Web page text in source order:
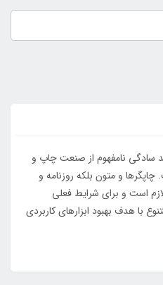
سادگی نامفهوم از صنعت چاپ و
چاپگرها و متون بلکه روزنامه و
است و برای شرایط فعلی
با هدف بهبود ابزارهای کاربردی